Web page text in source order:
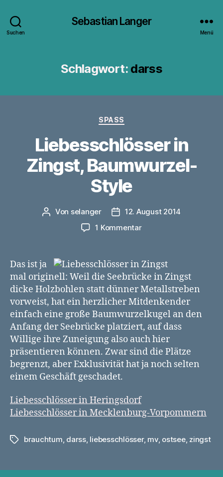
Suchen
Sebastian Langer
Menü
Schlagwort: darss
Kategorien
SPASS
Liebesschlösser in
Zingst, Baumwurzel-
Style
Beitragsautor
Von selanger Veröffentlichungsdatum
12. August 2014
1 Kommentarzu
Zingst,
Baumwurzel-
Style
Das ist ja
mal originell: Weil die Seebrücke in Zingst
dicke Holzbohlen statt dünner Metallstreben
vorweist, hat ein herzlicher Mitdenkender
einfach eine große Baumwurzelkugel an den
Anfang der Seebrücke platziert, auf dass
Willige ihre Zuneigung also auch hier
präsentieren können. Zwar sind die Plätze
begrenzt, aber Exklusivität hat ja noch selten
einem Geschäft geschadet.
Liebesschlösser in Heringsdorf
Liebesschlösser in Mecklenburg-Vorpommern
Schlagwörter
brauchtum, darss, liebesschlösser, mv, ostsee, zingst